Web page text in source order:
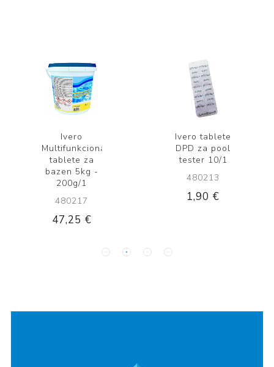
Ivero
Multifunkcionalne
tablete za
bazen 5kg -
200g/1
480217
47,25 €
Ivero tablete
DPD za pool
tester 10/1
480213
1,90 €